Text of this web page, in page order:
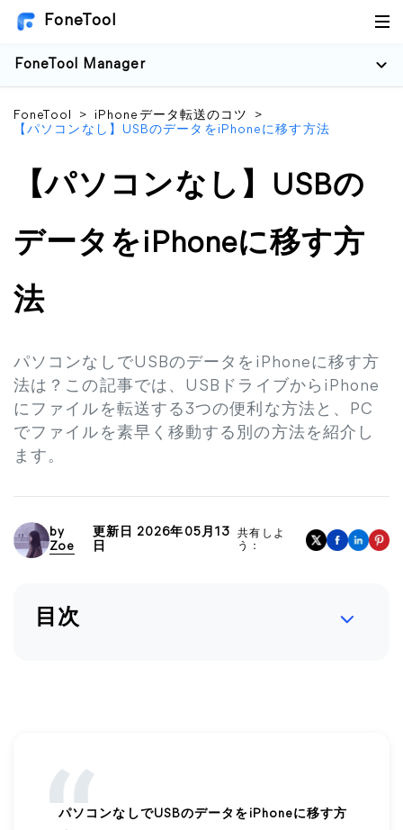
FoneTool
FoneTool Manager
FoneTool > iPhoneデータ転送のコツ
>
【パソコンなし】USBのデータをiPhoneに移す方法
【パソコンなし】USBの
データをiPhoneに移す方
法
パソコンなしでUSBのデータをiPhoneに移す方
法は？この記事では、USBドライブからiPhone
にファイルを転送する3つの便利な方法と、PC
でファイルを素早く移動する別の方法を紹介し
ます。
by
Zoe
更新日 2026年05月13
日
共有しよ
う：
目次
パソコンなしでUSBのデータをiPhoneに移す方